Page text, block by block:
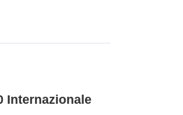
Internazionale